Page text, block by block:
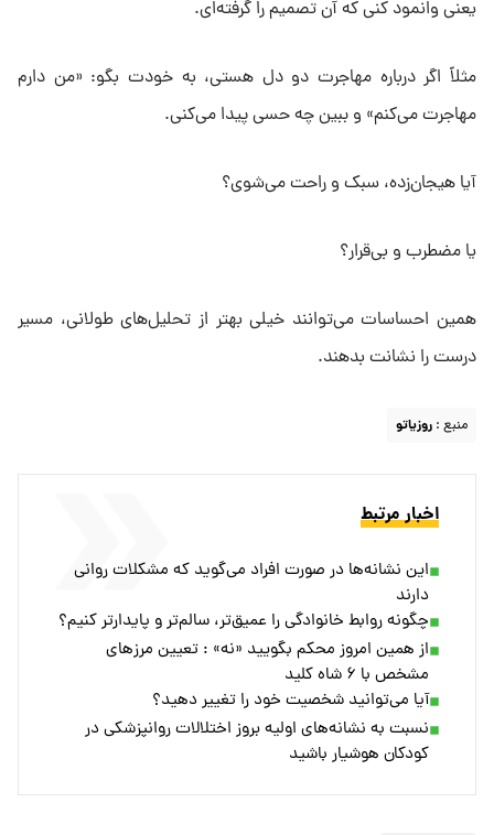
یعنی وانمود کنی که آن تصمیم را گرفته‌ای.
مثلاً اگر درباره مهاجرت دو دل هستی، به خودت بگو: «من دارم
مهاجرت می‌کنم» و ببین چه حسی پیدا می‌کنی.
آیا هیجان‌زده، سبک و راحت می‌شوی؟
یا مضطرب و بی‌قرار؟
همین احساسات می‌توانند خیلی بهتر از تحلیل‌های طولانی، مسیر
درست را نشانت بدهند.
منبع : روزیاتو
اخبار مرتبط
این نشانه‌ها در صورت افراد می‌گوید که مشکلات روانی
دارند
چگونه روابط خانوادگی را عمیق‌تر، سالم‌تر و پایدارتر کنیم؟
از همین امروز محکم بگویید «نه» : تعیین مرزهای
مشخص با ۶ شاه کلید
آیا می‌توانید شخصیت خود را تغییر دهید؟
نسبت به نشانه‌های اولیه بروز اختلالات روانپزشکی در
کودکان هوشیار باشید